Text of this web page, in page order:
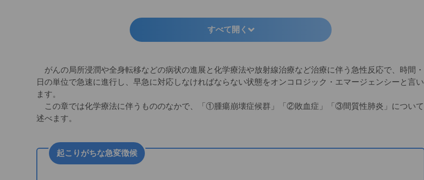
●間質性肺炎の予防・予測のポイント
すべて開く
がんの局所浸潤や全身転移などの病状の進展と化学療法や放射線治療など治療に伴う急性反応で、時間・
日の単位で急速に進行し、早急に対応しなければならない状態をオンコロジック・エマージェンシーと言い
ます。
この章では化学療法に伴うもののなかで、「①腫瘍崩壊症候群」「②敗血症」「③間質性肺炎」について
述べます。
起こりがちな急変徴候